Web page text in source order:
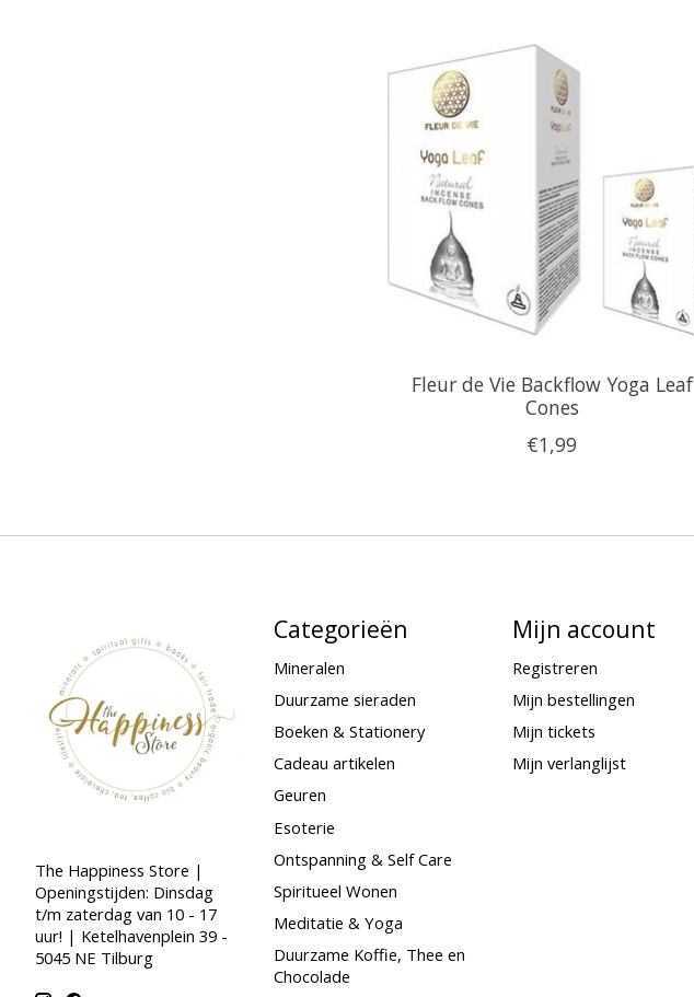
Fleur de Vie Backflow Yoga Leaf
Cones
€1,99
The Happiness Store |
Openingstijden: Dinsdag
t/m zaterdag van 10 - 17
uur! | Ketelhavenplein 39 -
5045 NE Tilburg
Categorieën
Mineralen
Duurzame sieraden
Boeken & Stationery
Cadeau artikelen
Geuren
Esoterie
Ontspanning & Self Care
Spiritueel Wonen
Meditatie & Yoga
Duurzame Koffie, Thee en
Chocolade
Mijn account
Registreren
Mijn bestellingen
Mijn tickets
Mijn verlanglijst